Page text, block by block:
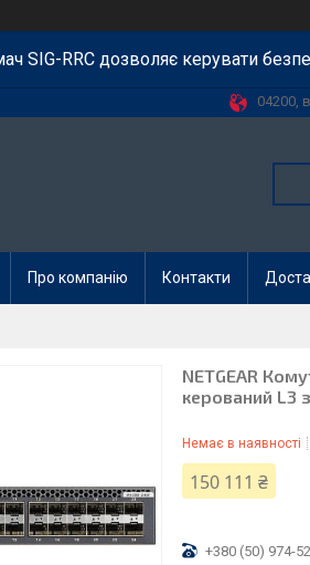
SIG-RRC дозволяє керувати
04200,
Про компанію Контакти
NETGEAR
керований L3
Немає в наявності
150 111 ₴
+380 (50) 974-